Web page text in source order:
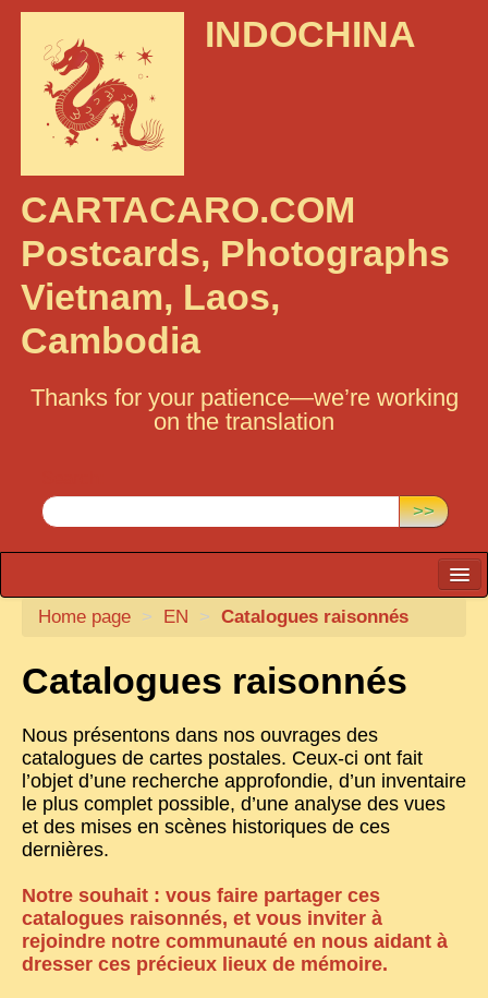
INDOCHINA
CARTACARO.COM
Postcards, Photographs
Vietnam, Laos,
Cambodia
Thanks for your patience—we’re working
on the translation
>>
CARTACARO
ILLUSTRATORS
TONKIN
BORDERLANDS
DE THAM
1908, DEFIANCE & REBELLION
1909, BATTLEFRONT
ANNAM
COCHINCHINA
Home page > EN > Catalogues raisonnés
Catalogues raisonnés
Nous présentons dans nos ouvrages des
catalogues de cartes postales. Ceux-ci ont fait
l’objet d’une recherche approfondie, d’un inventaire
le plus complet possible, d’une analyse des vues
et des mises en scènes historiques de ces
dernières.
Notre souhait : vous faire partager ces
catalogues raisonnés, et vous inviter à
rejoindre notre communauté en nous aidant à
dresser ces précieux lieux de mémoire.